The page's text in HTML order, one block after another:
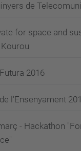
de
for space and
2016
l'Ensenyament
- Hackathon